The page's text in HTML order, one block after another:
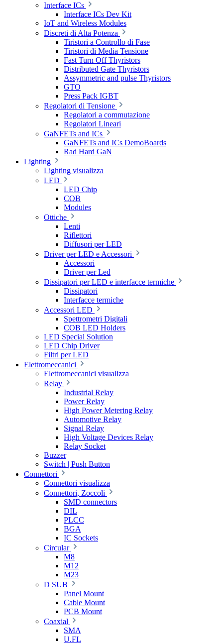
Interface ICs
Interface ICs Dev Kit
IoT and Wireless Modules
Discreti di Alta Potenza
Tiristori a Controllo di Fase
Tiristori di Media Tensione
Fast Turn Off Thyristors
Distributed Gate Thyristors
Assymmetric and pulse Thyristors
GTO
Press Pack IGBT
Regolatori di Tensione
Regolatori a commutazione
Regolatori Lineari
GaNFETs and ICs
GaNFETs and ICs DemoBoards
Rad Hard GaN
Lighting
Lighting visualizza
LED
LED Chip
COB
Modules
Ottiche
Lenti
Riflettori
Diffusori per LED
Driver per LED e Accessori
Accessori
Driver per Led
Dissipatori per LED e interfacce termiche
Dissipatori
Interfacce termiche
Accessori LED
Spettrometri Digitali
COB LED Holders
LED Special Solution
LED Chip Driver
Filtri per LED
Elettromeccanici
Elettromeccanici visualizza
Relay
Industrial Relay
Power Relay
High Power Metering Relay
Automotive Relay
Signal Relay
High Voltage Devices Relay
Relay Socket
Buzzer
Switch | Push Button
Connettori
Connettori visualizza
Connettori, Zoccoli
SMD connectors
DIL
PLCC
BGA
IC Sockets
Circular
M8
M12
M23
D SUB
Panel Mount
Cable Mount
PCB Mount
Coaxial
SMA
U.FL